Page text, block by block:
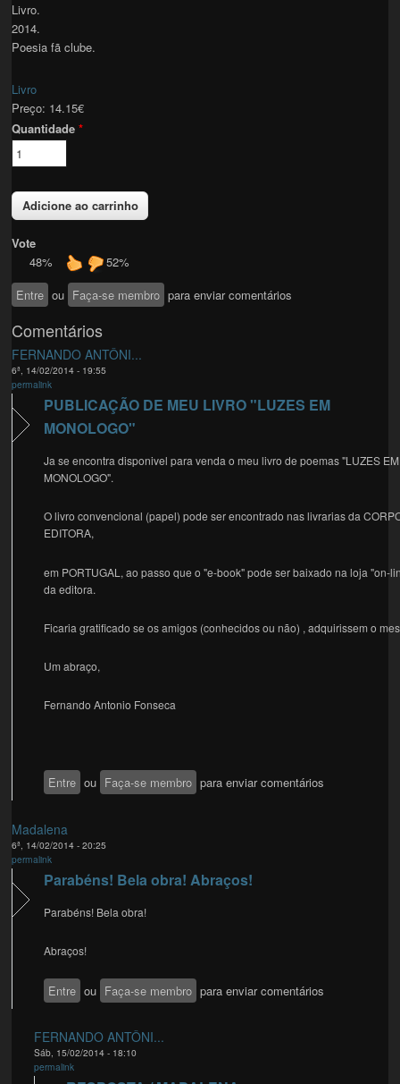
Livro.
2014.
Poesia fã clube.
Livro
Preço: 14.15€
Quantidade*
Vote
48%
52%
Entre ou Faça-se membro para enviar comentários
Comentários
FERNANDO ANTÔNI...
6ª, 14/02/2014 - 19:55
permalink
PUBLICAÇÃO DE MEU LIVRO "LUZES EM
MONOLOGO"
Ja se encontra disponivel para venda o meu livro de poemas "LUZES EM
MONOLOGO".
O livro convencional (papel) pode ser encontrado nas livrarias da
EDITORA,
em PORTUGAL, ao passo que o "e-book" pode ser baixado na loja "on-
da editora.
Ficaria gratificado se os amigos (conhecidos ou não) , adquirissem o
Um abraço,
Fernando Antonio Fonseca
Entre ou Faça-se membro para enviar comentários
Madalena
6ª, 14/02/2014 - 20:25
permalink
Parabéns! Bela obra! Abraços!
Parabéns! Bela obra!
Abraços!
Entre ou Faça-se membro para enviar comentários
FERNANDO ANTÔNI...
Sáb, 15/02/2014 - 18:10
permalink